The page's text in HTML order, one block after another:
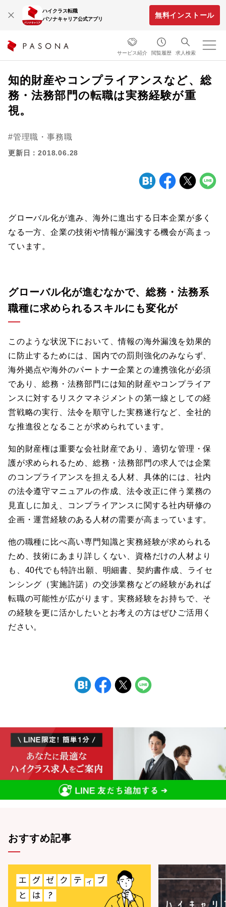
ハイクラス転職
パソナキャリア公式アプリ
無料インストール
サービス紹介 閲覧履歴 求人検索
知的財産やコンプライアンスなど、総
務・法務部門の転職は実務経験が重
視。
管理職・事務職
更新日：2018.06.28
グローバル化が進み、海外に進出する日本企業が多く
なる一方、企業の技術や情報が漏洩する機会が高まっ
ています。
グローバル化が進むなかで、総務・法務系
職種に求められるスキルにも変化が
このような状況下において、情報の海外漏洩を効果的
に防止するためには、国内での罰則強化のみならず、
海外拠点や海外のパートナー企業との連携強化が必須
であり、総務・法務部門には知的財産やコンプライア
ンスに対するリスクマネジメントの第一線としての経
営戦略の実行、法令を順守した実務遂行など、全社的
な推進役となることが求められています。
知的財産権は重要な会社財産であり、適切な管理・保
護が求められるため、総務・法務部門の求人では企業
のコンプライアンスを担える人材、具体的には、社内
の法令遵守マニュアルの作成、法令改正に伴う業務の
見直しに加え、コンプライアンスに関する社内研修の
企画・運営経験のある人材の需要が高まっています。
他の職種に比べ高い専門知識と実務経験が求められる
ため、技術にあまり詳しくない、資格だけの人材より
も、40代でも特許出願、明細書、契約書作成、ライセ
ンシング（実施許諾）の交渉業務などの経験があれば
転職の可能性が広がります。実務経験をお持ちで、そ
の経験を更に活かしたいとお考えの方はぜひご活用く
ださい。
おすすめ記事